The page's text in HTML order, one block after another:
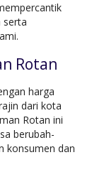
serta
Rotan
harga
dari kota
Rotan ini
berubah-
konsumen dan